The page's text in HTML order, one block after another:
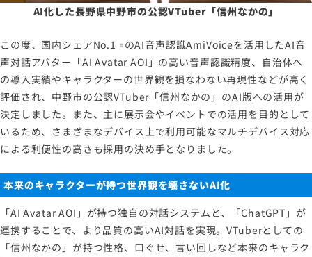
AI化した長野県中野市の公認VTuber「信州なかの」
この度、国内シェアNo.1 ※ のAI音声認識AmiVoiceを活用したAI音
声対話アバター「AI Avatar AOI」の高い音声認識精度、自治体へ
の導入実績やキャラクターの世界観を損なわない再現性などが高く
評価され、中野市の公認VTuber「信州なかの」のAI版への活用が
決定しました。また、主に展示会やイベントでの活用を目的として
いるため、さまざまなデバイス上で利用可能なマルチデバイス対応
による利便性の高さも採用の決め手となりました。
本来のキャラクターが持つ世界観を壊さないAI化
「AI Avatar AOI」が持つ独自の対話システムと、「ChatGPT」が
連携することで、より品質の高いAI対話を実現。VTuberとしての
「信州なかの」が持つ性格、口ぐせ、言い回しなど本来のキャラク